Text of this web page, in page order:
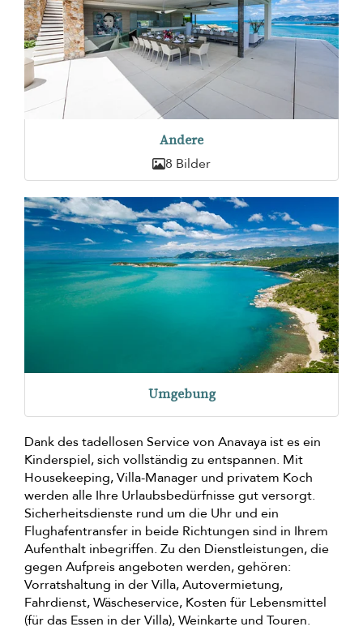
Andere
8 Bilder
Umgebung
Dank des tadellosen Service von Anavaya ist es ein
Kinderspiel, sich vollständig zu entspannen. Mit
Housekeeping, Villa-Manager und privatem Koch
werden alle Ihre Urlaubsbedürfnisse gut versorgt.
Sicherheitsdienste rund um die Uhr und ein
Flughafentransfer in beide Richtungen sind in Ihrem
Aufenthalt inbegriffen. Zu den Dienstleistungen, die
gegen Aufpreis angeboten werden, gehören:
Vorratshaltung in der Villa, Autovermietung,
Fahrdienst, Wäscheservice, Kosten für Lebensmittel
(für das Essen in der Villa), Weinkarte und Touren.